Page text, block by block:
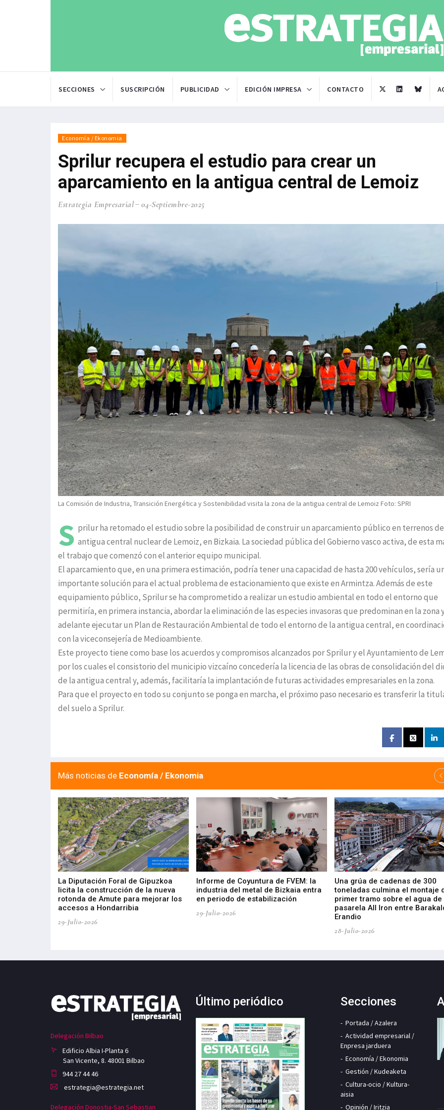
SECCIONES SUSCRIPCIÓN PUBLICIDAD EDICIÓN IMPRESA CONTACTO
Economía / Ekonomia
Sprilur recupera el estudio para crear un
aparcamiento en la antigua central de Lemoiz
Estrategia Empresarial 04-Septiembre-2025
La Comisión de Industria, Transición Energética y Sostenibilidad visita la zona de la antigua central de Lemoiz Foto: SPRI
S prilur ha retomado el estudio sobre la posibilidad de construir un aparcamiento público en terrenos
antigua central nuclear de Lemoiz, en Bizkaia. La sociedad pública del Gobierno vasco activa, de esta
el trabajo que comenzó con el anterior equipo municipal.
El aparcamiento que, en una primera estimación, podría tener una capacidad de hasta 200 vehículos, sería
importante solución para el actual problema de estacionamiento que existe en Armintza. Además de este
equipamiento público, Sprilur se ha comprometido a realizar un estudio ambiental en todo el entorno que
permitiría, en primera instancia, abordar la eliminación de las especies invasoras que predominan en la zona
adelante ejecutar un Plan de Restauración Ambiental de todo el entorno de la antigua central, en
con la viceconsejería de Medioambiente.
Este proyecto tiene como base los acuerdos y compromisos alcanzados por Sprilur y el Ayuntamiento de
por los cuales el consistorio del municipio vizcaíno concedería la licencia de las obras de consolidación del
de la antigua central y, además, facilitaría la implantación de futuras actividades empresariales en la zona.
Para que el proyecto en todo su conjunto se ponga en marcha, el próximo paso necesario es transferir la
del suelo a Sprilur.
Más noticias de Economía / Ekonomia
La Diputación Foral de Gipuzkoa
licita la construcción de la nueva
rotonda de Amute para mejorar los
accesos a Hondarribia
29-Julio-2026
Informe de Coyuntura de FVEM: la
industria del metal de Bizkaia entra
en periodo de estabilización
29-Julio-2026
Una grúa de cadenas de 300
toneladas culmina el montaje
primer tramo sobre el agua de
pasarela All Iron entre
Erandio
28-Julio-2026
Delegación Bilbao
Edificio Albia I-Planta 6
San Vicente, 8. 48001 Bilbao
944 27 44 46
estrategia@estrategia.net
Delegación Donostia-San Sebastian
Último periódico Secciones
Portada / Azalera
Actividad empresarial /
Enpresa jarduera
Economía / Ekonomia
Gestión / Kudeaketa
Cultura-ocio / Kultura-
aisia
Opinión / Iritzia